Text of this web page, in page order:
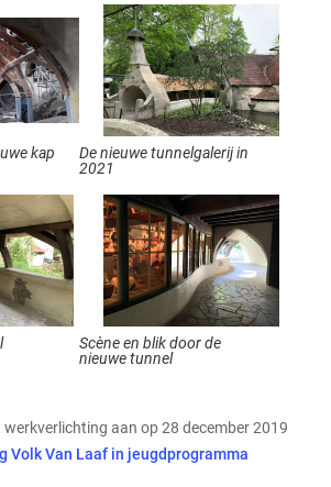
kap
De nieuwe tunnelgalerij in
2021
Scène en blik door de
nieuwe tunnel
werkverlichting aan op 28 december 2019
Volk Van Laaf in jeugdprogramma